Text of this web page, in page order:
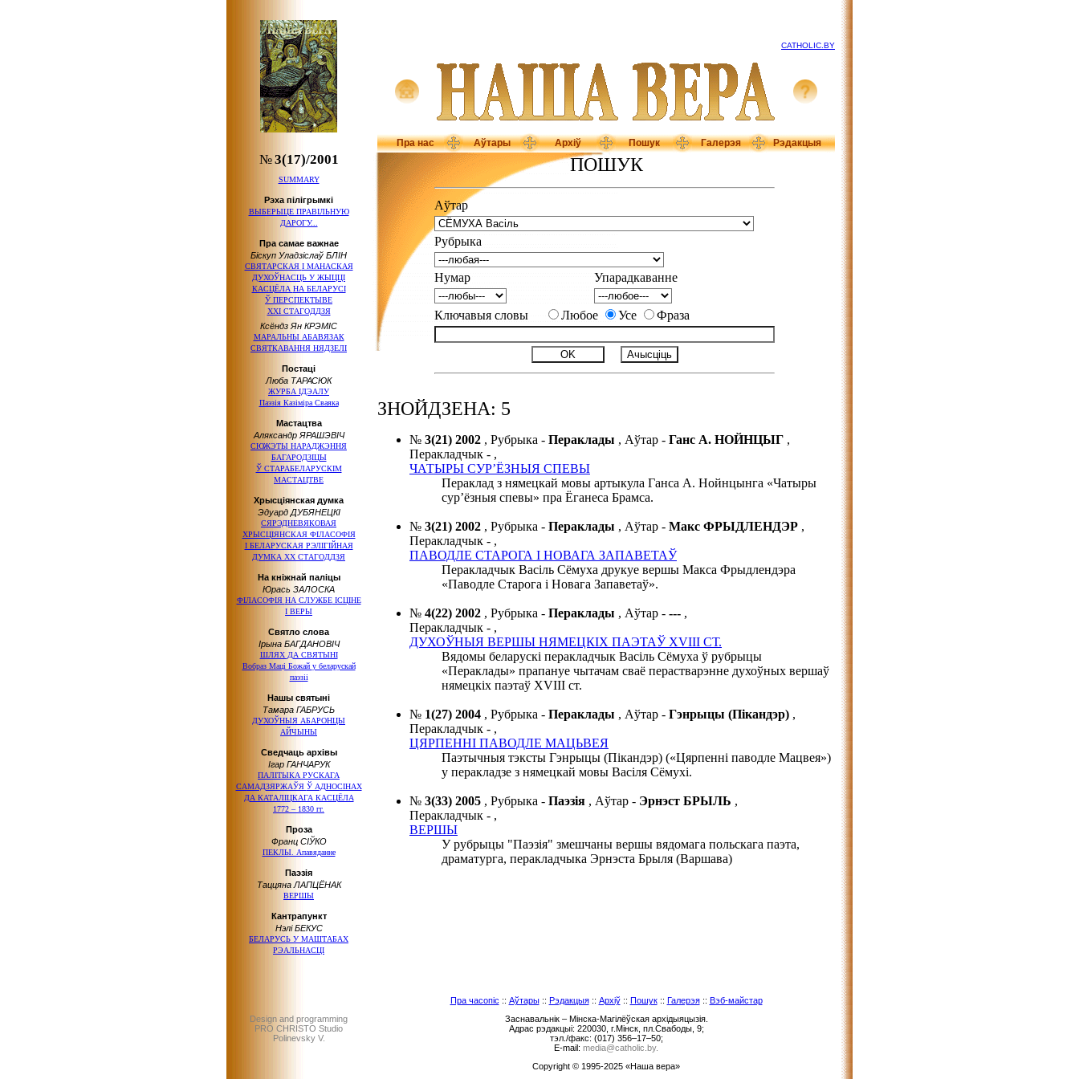
CATHOLIC.BY
Пра нас Аўтары Архіў Пошук Галерэя Рэдакцыя
№3(17)/2001
SUMMARY
Рэха пілігрымкі
ВЫБЕРЫЦЕ ПРАВІЛЬНУЮ
ДАРОГУ...
Пра самае важнае
Біскуп Уладзіслаў БЛІН
СВЯТАРСКАЯ І МАНАСКАЯ
ДУХОЎНАСЦЬ У ЖЫЦЦІ
КАСЦЁЛА НА БЕЛАРУСІ
Ў ПЕРСПЕКТЫВЕ
ХХІ СТАГОДДЗЯ
Ксёндз Ян КРЭМІС
МАРАЛЬНЫ АБАВЯЗАК
СВЯТКАВАННЯ НЯДЗЕЛІ
Постаці
Люба ТАРАСЮК
ЖУРБА ІДЭАЛУ
Паэзія Казіміра Сваяка
Мастацтва
Аляксандр ЯРАШЭВІЧ
СЮЖЭТЫ НАРАДЖЭННЯ
БАГАРОДЗІЦЫ
Ў СТАРАБЕЛАРУСКІМ
МАСТАЦТВЕ
Хрысціянская думка
Эдуард ДУБЯНЕЦКІ
СЯРЭДНЕВЯКОВАЯ
ХРЫСЦІЯНСКАЯ ФІЛАСОФІЯ
І БЕЛАРУСКАЯРЭЛІГІЙНАЯ
ДУМКА ХХ СТАГОДДЗЯ
На кніжнай паліцы
Юрась ЗАЛОСКА
ФІЛАСОФІЯ НА СЛУЖБЕІСЦІНЕ
І ВЕРЫ
Святло слова
Ірына БАГДАНОВІЧ
ШЛЯХ ДА СВЯТЫНІ
Вобраз Маці Божай у беларускай
паэзіі
Нашы святыні
Тамара ГАБРУСЬ
ДУХОЎНЫЯ АБАРОНЦЫ
АЙЧЫНЫ
Сведчаць архівы
Ігар ГАНЧАРУК
ПАЛІТЫКА РУСКАГА
САМАДЗЯРЖАЎЯ Ў АДНОСІНАХ
ДА КАТАЛІЦКАГА КАСЦЁЛА
1772 – 1830 гг.
Проза
Франц СІЎКО
ПЕКЛЫ. Апавяданне
Паэзія
Таццяна ЛАПЦЁНАК
ВЕРШЫ
Кантрапункт
Нэлі БЕКУС
БЕЛАРУСЬ У МАШТАБАХ
РЭАЛЬНАСЦІ
ПОШУК
Аўтар
Рубрыка
Нумар Упарадкаванне
Ключавыя словы Любое Усе Фраза
ЗНОЙДЗЕНА: 5
№ 3(21) 2002 , Рубрыка - Пераклады , Аўтар - Ганс А. НОЙНЦЫГ ,
Перакладчык - ,
ЧАТЫРЫ СУР’ЁЗНЫЯ СПЕВЫ
Пераклад з нямецкай мовы артыкула Ганса А. Нойнцынга «Чатыры
сур’ёзныя спевы» пра Ёганеса Брамса.
№ 3(21) 2002 , Рубрыка - Пераклады , Аўтар - Макс ФРЫДЛЕНДЭР ,
Перакладчык - ,
ПАВОДЛЕ СТАРОГА І НОВАГА ЗАПАВЕТАЎ
Перакладчык Васіль Сёмуха друкуе вершы Макса Фрыдлендэра
«Паводле Старога і Новага Запаветаў».
№ 4(22) 2002 , Рубрыка - Пераклады , Аўтар - --- ,
Перакладчык - ,
ДУХОЎНЫЯ ВЕРШЫ НЯМЕЦКІХ ПАЭТАЎ ХVIII СТ.
Вядомы беларускі перакладчык Васіль Сёмуха ў рубрыцы
«Пераклады» прапануе чытачам сваё перастварэнне духоўных вершаў
нямецкіх паэтаў XVIII ст.
№ 1(27) 2004 , Рубрыка - Пераклады , Аўтар - Гэнрыцы (Пікандэр) ,
Перакладчык - ,
ЦЯРПЕННІ ПАВОДЛЕ МАЦЬВЕЯ
Паэтычныя тэксты Гэнрыцы (Пікандэр) («Цярпенні паводле Мацвея»)
у перакладзе з нямецкай мовы Васіля Сёмухі.
№ 3(33) 2005 , Рубрыка - Паэзія , Аўтар - Эрнэст БРЫЛЬ ,
Перакладчык - ,
ВЕРШЫ
У рубрыцы "Паэзія" змешчаны вершы вядомага польскага паэта,
драматурга, перакладчыка Эрнэста Брыля (Варшава)
Design and programming
PRO CHRISTO Studio
Polinevsky V.
Пра часопіс :: Аўтары:: Рэдакцыя:: Архіў:: Пошук:: Галерэя:: Вэб-майстар
Заснавальнік – Мінска-Магілёўская архідыяцызія.
Адрас рэдакцыі: 220030, г.Мінск, пл.Свабоды, 9;
тэл./факс: (017) 356–17–50;
E-mail: media@catholic.by.
Copyright © 1995-2025 «Наша вера»